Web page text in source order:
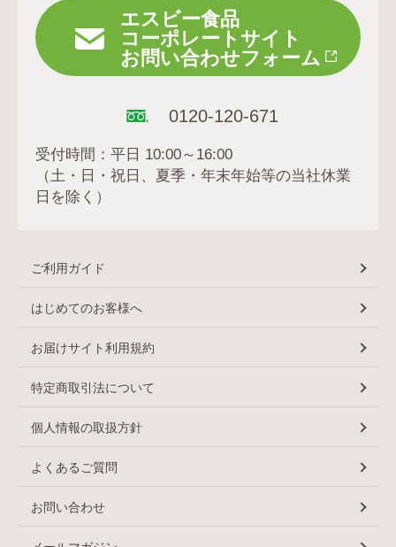
エスビー食品
コーポレートサイト
お問い合わせフォーム
0120-120-671
受付時間：平日 10:00～16:00
（土・日・祝日、夏季・年末年始等の当社休業
日を除く）
ご利用ガイド
はじめてのお客様へ
お届けサイト利用規約
特定商取引法について
個人情報の取扱方針
よくあるご質問
お問い合わせ